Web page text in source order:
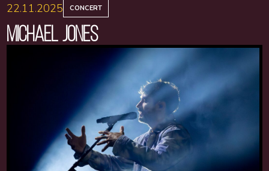
22.11.2025 CONCERT
MICHAEL JONES